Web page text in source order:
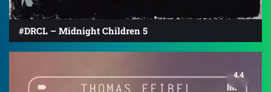
#DRCL – Midnight Children 5
4.4